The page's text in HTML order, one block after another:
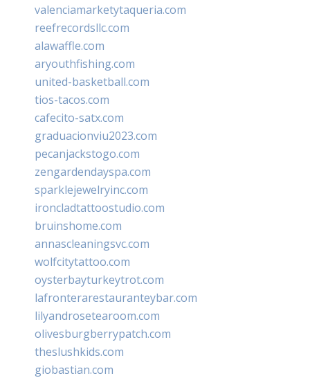
valenciamarketytaqueria.com
reefrecordsllc.com
alawaffle.com
aryouthfishing.com
united-basketball.com
tios-tacos.com
cafecito-satx.com
graduacionviu2023.com
pecanjackstogo.com
zengardendayspa.com
sparklejewelryinc.com
ironcladtattoostudio.com
bruinshome.com
annascleaningsvc.com
wolfcitytattoo.com
oysterbayturkeytrot.com
lafronterarestauranteybar.com
lilyandrosetearoom.com
olivesburgberrypatch.com
theslushkids.com
giobastian.com